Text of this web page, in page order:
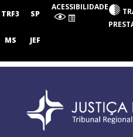
Regional
3ª
TRF3 SP
MS JEF
ACESSIBILIDADE